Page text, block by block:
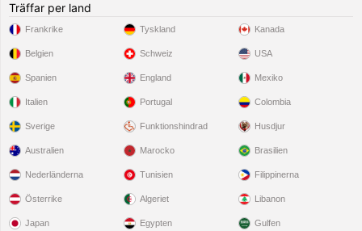
Träffar per land
Frankrike
Belgien
Spanien
Italien
Sverige
Tyskland
Schweiz
England
Portugal
Funktionshindrad
Kanada
USA
Mexiko
Colombia
Husdjur
Australien
Nederländerna
Österrike
Japan
Marocko
Tunisien
Algeriet
Egypten
Brasilien
Filippinerna
Libanon
Gulfen